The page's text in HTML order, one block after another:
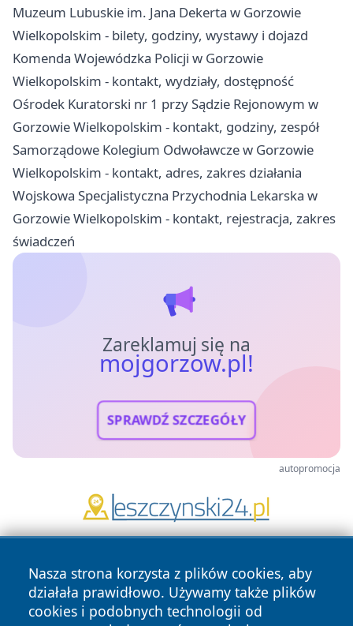
Muzeum Lubuskie im. Jana Dekerta w Gorzowie
Wielkopolskim - bilety, godziny, wystawy i dojazd
Komenda Wojewódzka Policji w Gorzowie
Wielkopolskim - kontakt, wydziały, dostępność
Ośrodek Kuratorski nr 1 przy Sądzie Rejonowym w
Gorzowie Wielkopolskim - kontakt, godziny, zespół
Samorządowe Kolegium Odwoławcze w Gorzowie
Wielkopolskim - kontakt, adres, zakres działania
Wojskowa Specjalistyczna Przychodnia Lekarska w
Gorzowie Wielkopolskim - kontakt, rejestracja, zakres
świadczeń
Zareklamuj się na
mojgorzow.pl!
SPRAWDŹ SZCZEGÓŁY
autopromocja
Nasza strona korzysta z plików cookies, aby
działała prawidłowo. Używamy także plików
cookies i podobnych technologii od